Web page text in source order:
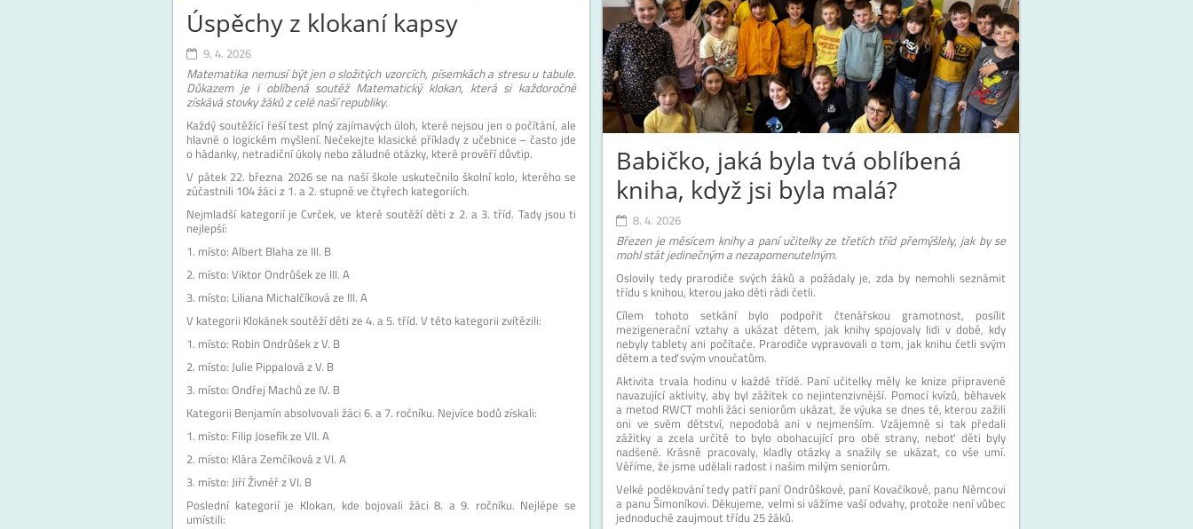
Úspěchy z klokaní kapsy
9. 4. 2026
Matematika nemusí být jen o složitých vzorcích, písemkách a stresu u tabule.
Důkazem je i oblíbená soutěž Matematický klokan, která si každoročně
získává stovky žáků z celé naší republiky.
Každý soutěžící řeší test plný zajímavých úloh, které nejsou jen o počítání, ale
hlavně o logickém myšlení. Nečekejte klasické příklady z učebnice – často jde
o hádanky, netradiční úkoly nebo záludné otázky, které prověří důvtip.
V pátek 22. března 2026 se na naší škole uskutečnilo školní kolo, kterého se
zúčastnili 104 žáci z 1. a 2. stupně ve čtyřech kategoriích.
Nejmladší kategorií je Cvrček, ve které soutěží děti z 2. a 3. tříd. Tady jsou ti
nejlepší:
1. místo: Albert Blaha ze III. B
2. místo: Viktor Ondrůšek ze III. A
3. místo: Liliana Michalčíková ze III. A
V kategorii Klokánek soutěží děti ze 4. a 5. tříd. V této kategorii zvítězili:
1. místo: Robin Ondrůšek z V. B
2. místo: Julie Pippalová z V. B
3. místo: Ondřej Machů ze IV. B
Kategorii Benjamín absolvovali žáci 6. a 7. ročníku. Nejvíce bodů získali:
1. místo: Filip Josefík ze VII. A
2. místo: Klára Zemčíková z VI. A
3. místo: Jiří Živnéř z VI. B
Poslední kategorií je Klokan, kde bojovali žáci 8. a 9. ročníku. Nejlépe se
umístili:
Babičko, jaká byla tvá oblíbená
kniha, když jsi byla malá?
8. 4. 2026
Březen je měsícem knihy a paní učitelky ze třetích tříd přemýšlely, jak by se
mohl stát jedinečným a nezapomenutelným.
Oslovily tedy prarodiče svých žáků a požádaly je, zda by nemohli seznámit
třídu s knihou, kterou jako děti rádi četli.
Cílem tohoto setkání bylo podpořit čtenářskou gramotnost, posílit
mezigenerační vztahy a ukázat dětem, jak knihy spojovaly lidi v době, kdy
nebyly tablety ani počítače. Prarodiče vypravovali o tom, jak knihu četli svým
dětem a teď svým vnoučatům.
Aktivita trvala hodinu v každé třídě. Paní učitelky měly ke knize připravené
navazující aktivity, aby byl zážitek co nejintenzivnější. Pomocí kvízů, běhavek
a metod RWCT mohli žáci seniorům ukázat, že výuka se dnes té, kterou zažili
oni ve svém dětství, nepodobá ani v nejmenším. Vzájemně si tak předali
zážitky a zcela určitě to bylo obohacující pro obě strany, neboť děti byly
nadšené. Krásně pracovaly, kladly otázky a snažily se ukázat, co vše umí.
Věříme, že jsme udělali radost i našim milým seniorům.
Velké poděkování tedy patří paní Ondrůškové, paní Kovačíkové, panu Němcovi
a panu Šimoníkovi. Děkujeme, velmi si vážíme vaší odvahy, protože není vůbec
jednoduché zaujmout třídu 25 žáků.